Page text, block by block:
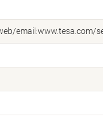
email:www.tesa.com/